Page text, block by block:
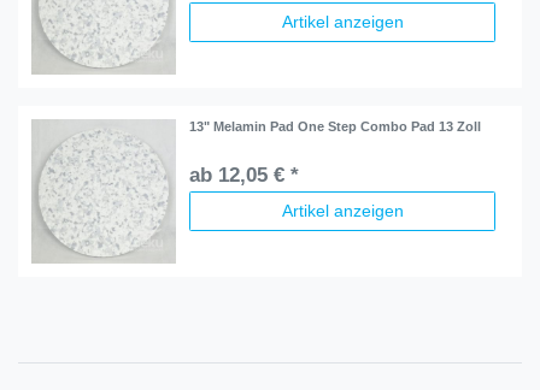
Artikel anzeigen
13" Melamin Pad One Step Combo Pad 13 Zoll
ab 12,05 € *
Artikel anzeigen